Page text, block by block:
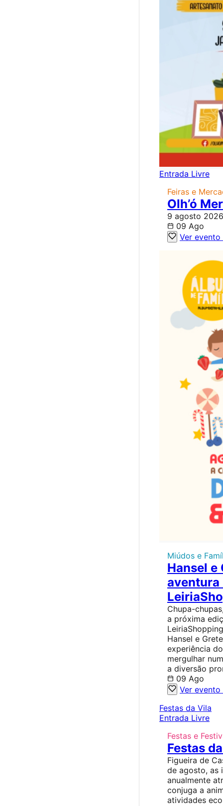
Entrada Livre
Feiras e
Olh’ó
9 agosto
09 Ago
Ver
Miúdos e
Hansel e
aventura
Chupa-
a próxima
Hansel e
experiência
mergulhar
a diversão
09 Ago
Ver
Festas da Vila
Entrada Livre
Festas e
Festas
Figueira de
de agosto, as
anualmente
conjuga a
atividades